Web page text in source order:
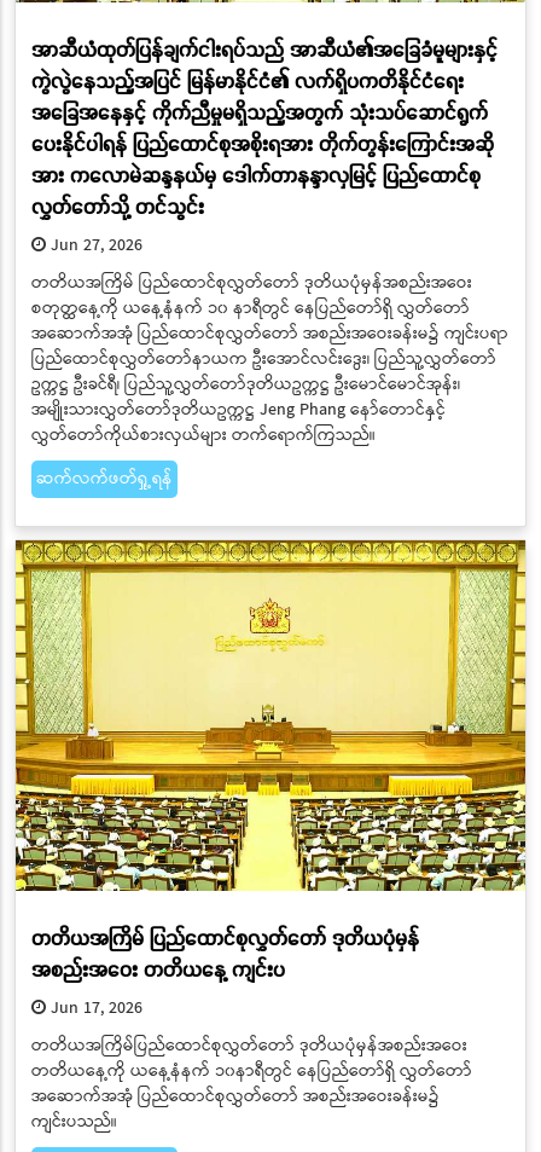
အာဆီယံထုတ်ပြန်ချက်ငါးရပ်သည် အာဆီယံ၏အခြေခံမူများနှင့်
ကွဲလွဲနေသည့်အပြင် မြန်မာနိုင်ငံ၏ လက်ရှိပကတိနိုင်ငံရေး
အခြေအနေနှင့် ကိုက်ညီမှုမရှိသည့်အတွက် သုံးသပ်ဆောင်ရွက်
ပေးနိုင်ပါရန် ပြည်ထောင်စုအစိုးရအား တိုက်တွန်းကြောင်းအဆို
အား ကလောမဲဆန္ဒနယ်မှ ဒေါက်တာနန္ဒာလှမြင့် ပြည်ထောင်စု
လွှတ်တော်သို့ တင်သွင်း
Jun 27, 2026
တတိယအကြိမ် ပြည်ထောင်စုလွှတ်တော် ဒုတိယပုံမှန်အစည်းအဝေး
စတုတ္ထနေ့ကို ယနေ့နံနက် ၁၀ နာရီတွင် နေပြည်တော်ရှိ လွှတ်တော်
အဆောက်အအုံ ပြည်ထောင်စုလွှတ်တော် အစည်းအဝေးခန်းမ၌ ကျင်းပရာ
ပြည်ထောင်စုလွှတ်တော်နာယက ဦးအောင်လင်းဒွေး၊ ပြည်သူ့လွှတ်တော်
ဥက္ကဋ္ဌ ဦးခင်ရီ၊ ပြည်သူ့လွှတ်တော်ဒုတိယဥက္ကဋ္ဌ ဦးမောင်မောင်အုန်း၊
အမျိုးသားလွှတ်တော်ဒုတိယဥက္ကဋ္ဌ Jeng Phang နော်တောင်နှင့်
လွှတ်တော်ကိုယ်စားလှယ်များ တက်ရောက်ကြသည်။
ဆက်လက်ဖတ်ရှု့ရန်
တတိယအကြိမ် ပြည်ထောင်စုလွှတ်တော် ဒုတိယပုံမှန်
အစည်းအဝေး တတိယနေ့ ကျင်းပ
Jun 17, 2026
တတိယအကြိမ်ပြည်ထောင်စုလွှတ်တော် ဒုတိယပုံမှန်အစည်းအဝေး
တတိယနေ့ကို ယနေ့နံနက် ၁၀နာရီတွင် နေပြည်တော်ရှိ လွှတ်တော်
အဆောက်အအုံ ပြည်ထောင်စုလွှတ်တော် အစည်းအဝေးခန်းမ၌
ကျင်းပသည်။